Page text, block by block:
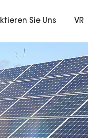
Sie Uns VR